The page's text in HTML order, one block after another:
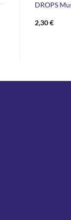
DROPS
2,30€